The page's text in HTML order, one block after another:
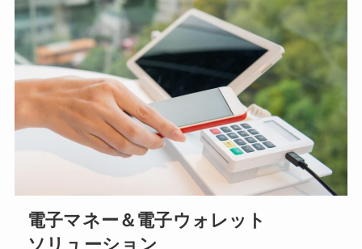
電子マネー＆電子ウォレット